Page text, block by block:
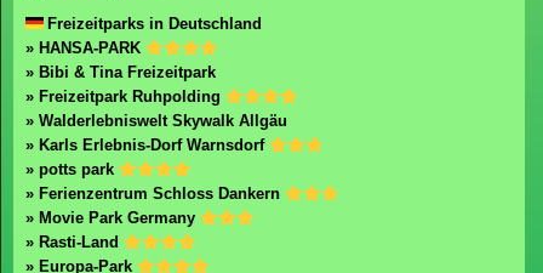
Freizeitparks in Deutschland
» HANSA-PARK
» Bibi & Tina Freizeitpark
» Freizeitpark Ruhpolding
» Walderlebniswelt Skywalk Allgäu
» Karls Erlebnis-Dorf Warnsdorf
» potts park
» Ferienzentrum Schloss Dankern
» Movie Park Germany
» Rasti-Land
» Europa-Park